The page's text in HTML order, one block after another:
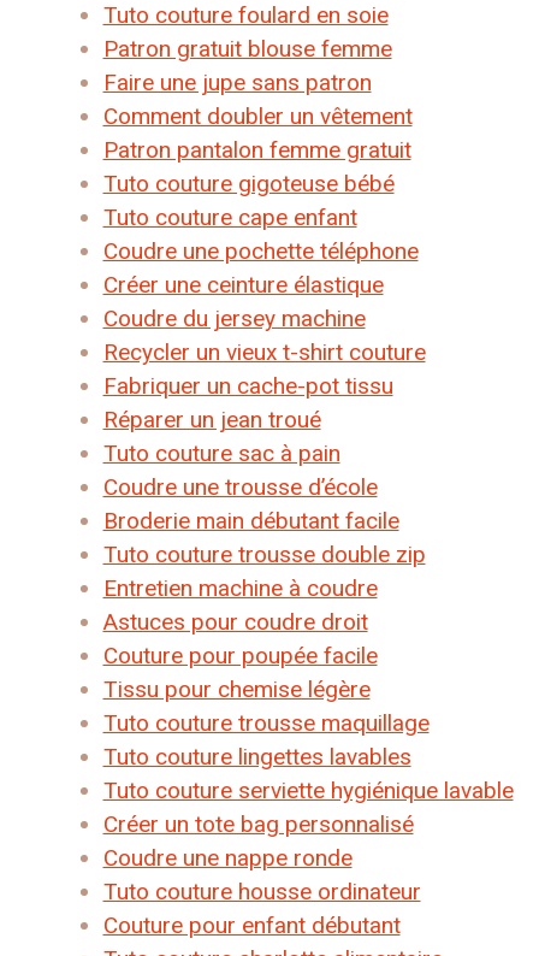
Tuto couture foulard en soie
Patron gratuit blouse femme
Faire une jupe sans patron
Comment doubler un vêtement
Patron pantalon femme gratuit
Tuto couture gigoteuse bébé
Tuto couture cape enfant
Coudre une pochette téléphone
Créer une ceinture élastique
Coudre du jersey machine
Recycler un vieux t-shirt couture
Fabriquer un cache-pot tissu
Réparer un jean troué
Tuto couture sac à pain
Coudre une trousse d’école
Broderie main débutant facile
Tuto couture trousse double zip
Entretien machine à coudre
Astuces pour coudre droit
Couture pour poupée facile
Tissu pour chemise légère
Tuto couture trousse maquillage
Tuto couture lingettes lavables
Tuto couture serviette hygiénique lavable
Créer un tote bag personnalisé
Coudre une nappe ronde
Tuto couture housse ordinateur
Couture pour enfant débutant